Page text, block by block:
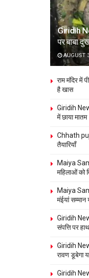
Giridih
पर बाबा
AUGUST
राम मंदिर में
है खास
Giridih
में छाया मातम
Chhath
तैयारियाँ
Maiya
महिलाओं को
Maiya
मंईयां सम्मान
Giridih
संपत्ति पर
Giridih
रावण डूबेगा
Giridih